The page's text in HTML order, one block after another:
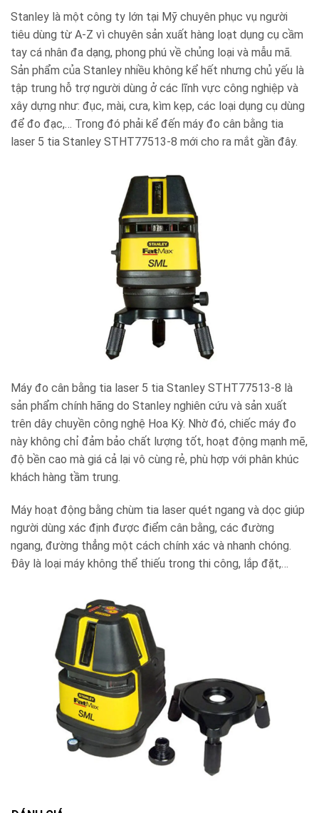
Stanley là một công ty lớn tại Mỹ chuyên phục vụ người
tiêu dùng từ A-Z vì chuyên sản xuất hàng loạt dụng cụ cầm
tay cá nhân đa dạng, phong phú về chủng loại và mẫu mã.
Sản phẩm của Stanley nhiều không kể hết nhưng chủ yếu là
tập trung hỗ trợ người dùng ở các lĩnh vực công nghiệp và
xây dựng như: đục, mài, cưa, kìm kẹp, các loại dụng cụ dùng
để đo đạc,… Trong đó phải kể đến máy đo cân bằng tia
laser 5 tia Stanley STHT77513-8 mới cho ra mắt gần đây.
Máy đo cân bằng tia laser 5 tia Stanley STHT77513-8 là
sản phẩm chính hãng do Stanley nghiên cứu và sản xuất
trên dây chuyền công nghệ Hoa Kỳ. Nhờ đó, chiếc máy đo
này không chỉ đảm bảo chất lượng tốt, hoạt động mạnh mẽ,
độ bền cao mà giá cả lại vô cùng rẻ, phù hợp với phân khúc
khách hàng tầm trung.
Máy hoạt động bằng chùm tia laser quét ngang và dọc giúp
người dùng xác định được điểm cân bằng, các đường
ngang, đường thẳng một cách chính xác và nhanh chóng.
Đây là loại máy không thể thiếu trong thi công, lắp đặt,…